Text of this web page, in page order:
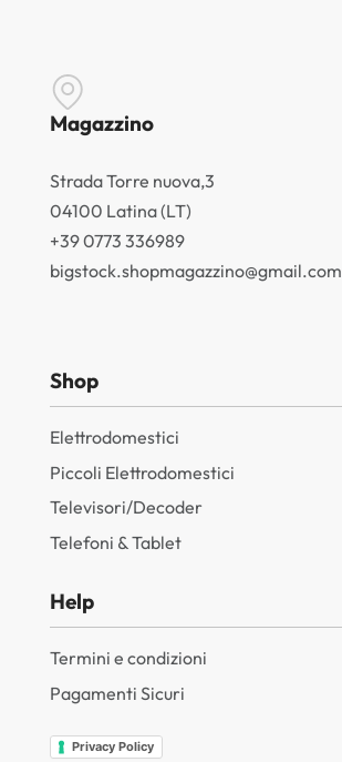
Magazzino
Strada Torre nuova,3
04100 Latina (LT)
+39 0773 336989
bigstock.shopmagazzino@gmail.com
Shop
Elettrodomestici
Piccoli Elettrodomestici
Televisori/Decoder
Telefoni & Tablet
Help
Termini e condizioni
Pagamenti Sicuri
Privacy Policy